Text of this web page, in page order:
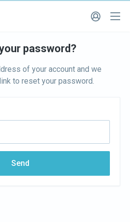
password?
of your account and we
to reset your password.
Send